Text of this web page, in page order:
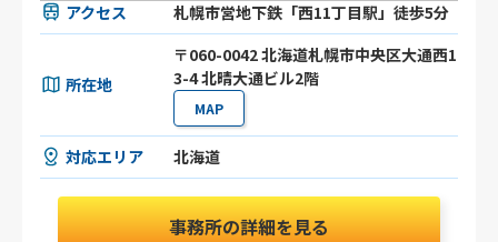
アクセス 札幌市営地下鉄「西11丁目駅」徒歩5分
所在地
〒060-0042 北海道札幌市中央区大通西1
3-4 北晴大通ビル2階
MAP
対応エリア 北海道
事務所の詳細を見る